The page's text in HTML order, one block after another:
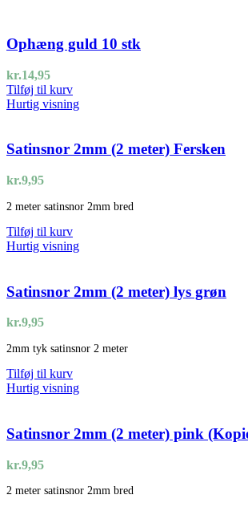
Ophæng guld 10 stk
kr.14,95
Tilføj til kurv
Hurtig visning
Satinsnor 2mm (2 meter) Fersken
kr.9,95
2 meter satinsnor 2mm bred
Tilføj til kurv
Hurtig visning
Satinsnor 2mm (2 meter) lys grøn
kr.9,95
2mm tyk satinsnor 2 meter
Tilføj til kurv
Hurtig visning
Satinsnor 2mm (2 meter) pink
kr.9,95
2 meter satinsnor 2mm bred